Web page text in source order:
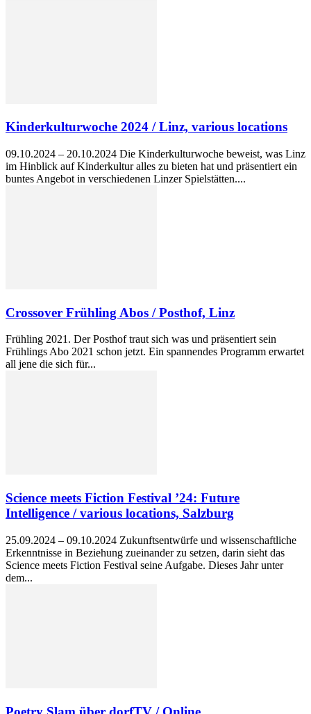
Kinderkulturwoche 2024 / Linz, various locations
09.10.2024 – 20.10.2024 Die Kinderkulturwoche beweist, was Linz
im Hinblick auf Kinderkultur alles zu bieten hat und präsentiert ein
buntes Angebot in verschiedenen Linzer Spielstätten....
Crossover Frühling Abos / Posthof, Linz
Frühling 2021. Der Posthof traut sich was und präsentiert sein
Frühlings Abo 2021 schon jetzt. Ein spannendes Programm erwartet
all jene die sich für...
Science meets Fiction Festival ’24: Future
Intelligence / various locations, Salzburg
25.09.2024 – 09.10.2024 Zukunftsentwürfe und wissenschaftliche
Erkenntnisse in Beziehung zueinander zu setzen, darin sieht das
Science meets Fiction Festival seine Aufgabe. Dieses Jahr unter
dem...